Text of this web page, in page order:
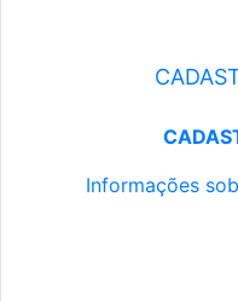
Informações